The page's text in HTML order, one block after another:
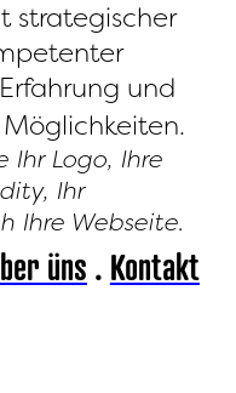
strategischer
und
Ihr Logo, Ihre
Ihr
Ihre Webseite.
üns . Kontakt